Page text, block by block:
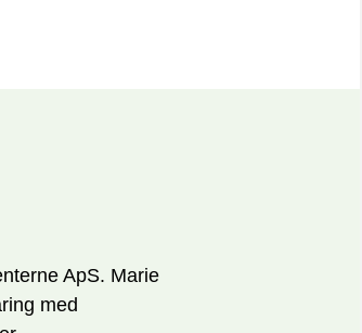
ApS. Marie
med